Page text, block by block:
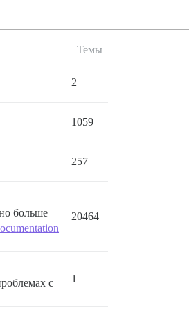
Темы
2
1059
257
больше
20464
с
1